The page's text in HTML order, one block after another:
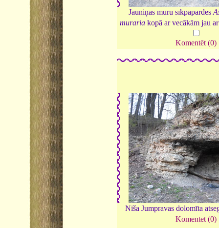
Jauniņas mūru sīkpapardes
muraria kopā ar vecākām jau
Komentēt (0)
Niša Jumpravas dolomīta
Komentēt (0)